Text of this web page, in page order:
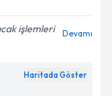
işlemleri
Devamı
Haritada Göster